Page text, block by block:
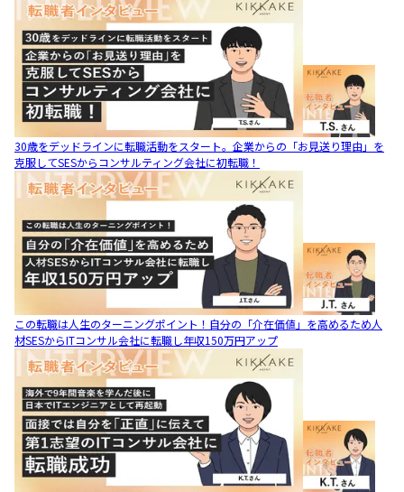
30歳をデッドラインに転職活動をスタート。企業からの「お見送り理由」を
克服してSESからコンサルティング会社に初転職！
この転職は人生のターニングポイント！自分の「介在価値」を高めるため人
材SESからITコンサル会社に転職し年収150万円アップ